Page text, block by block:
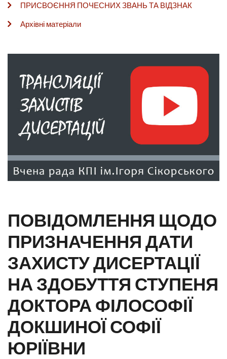
ПРИСВОЄННЯ ПОЧЕСНИХ ЗВАНЬ ТА ВІДЗНАК
Архівні матеріали
ПОВІДОМЛЕННЯ ЩОДО
ПРИЗНАЧЕННЯ ДАТИ
ЗАХИСТУ ДИСЕРТАЦІЇ
НА ЗДОБУТТЯ СТУПЕНЯ
ДОКТОРА ФІЛОСОФІЇ
ДОКШИНОЇ СОФІЇ
ЮРІЇВНИ